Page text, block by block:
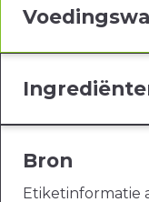
Bron
Etiketinformatie